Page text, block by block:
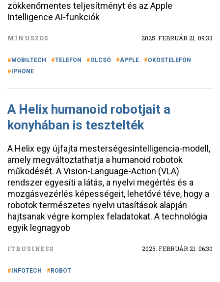
zökkenőmentes teljesítményt és az Apple
Intelligence AI-funkciók
MÍNUSZOS 2025. FEBRUÁR 21. 09:33
MOBILTECH TELEFON OLCSÓ APPLE
OKOSTELEFON
IPHONE
A Helix humanoid robotjait a
konyhában is tesztelték
A Helix egy újfajta mesterségesintelligencia-modell,
amely megváltoztathatja a humanoid robotok
működését. A Vision-Language-Action (VLA)
rendszer egyesíti a látás, a nyelvi megértés és a
mozgásvezérlés képességeit, lehetővé téve, hogy a
robotok természetes nyelvi utasítások alapján
hajtsanak végre komplex feladatokat. A technológia
egyik legnagyob
ITBUSINESS 2025. FEBRUÁR 21. 06:30
INFOTECH ROBOT